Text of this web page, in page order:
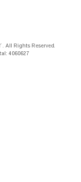
. All Rights Reserved.
4060627